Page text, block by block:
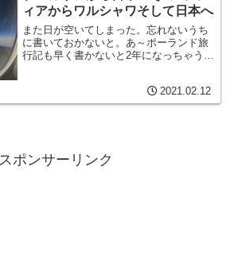
ィアからワルシャワそして日本へ
また日が空いてしまった。忘れないうち
に書いておかないと。あ～ポーランド旅
行記も早く書かないと2年になっちゃう
でソフィアで一泊した後のことです。ソ
フィア空港へバスで...
2021.02.12
スポンサーリンク